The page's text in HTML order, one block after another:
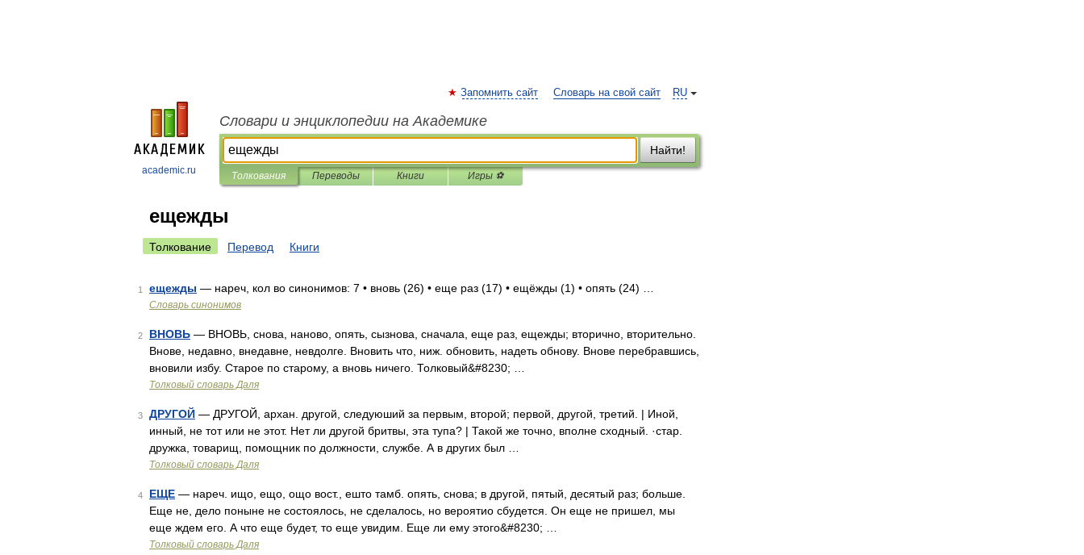
academic.ru
RU
Запомнить сайт Словарь на свой сайт
Словари и энциклопедии на Академике
Найти!
Толкования Переводы Книги Игры ⚽
ещежды
Толкование Перевод Книги
1 ещежды — нареч, кол во синонимов: 7 • вновь (26) • еще раз (17) • ещёжды (1) • опять (24) …
Словарь синонимов
2 ВНОВЬ — ВНОВЬ, снова, наново, опять, сызнова, сначала, еще раз, ещежды; вторично, вторительно.
Внове, недавно, внедавне, невдолге. Вновить что, ниж. обновить, надеть обнову. Внове перебравшись,
вновили избу. Старое по старому, а вновь ничего. Толковый&#8230; …
Толковый словарь Даля
3 ДРУГОЙ — ДРУГОЙ, архан. другой, следуюший за первым, второй; первой, другой, третий. | Иной,
инный, не тот или не этот. Нет ли другой бритвы, эта тупа? | Такой же точно, вполне сходный. ·стар.
дружка, товарищ, помощник по должности, службе. А в других был …
Толковый словарь Даля
4 ЕЩЕ — нареч. ищо, ещо, ощо вост., ешто тамб. опять, снова; в другой, пятый, десятый раз; больше.
Еще не, дело поныне не состоялось, не сделалось, но вероятио сбудется. Он еще не пришел, мы
еще ждем его. А что еще будет, то еще увидим. Еще ли ему этого&#8230; …
Толковый словарь Даля